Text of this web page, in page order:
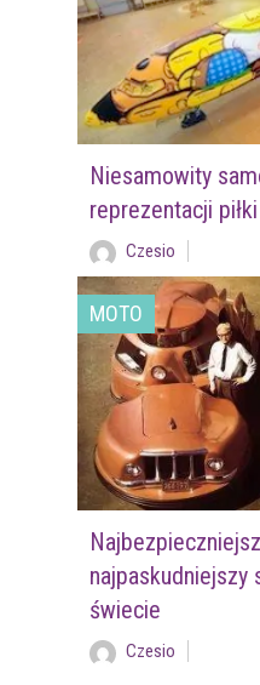
Niesamowity
reprezentacji
Czesio
MOTO
najpaskudniejszy
świecie
Czesio